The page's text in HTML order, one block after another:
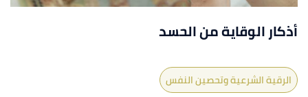
أذكار الوقاية من الحسد
الرقية الشرعية وتحصين النفس